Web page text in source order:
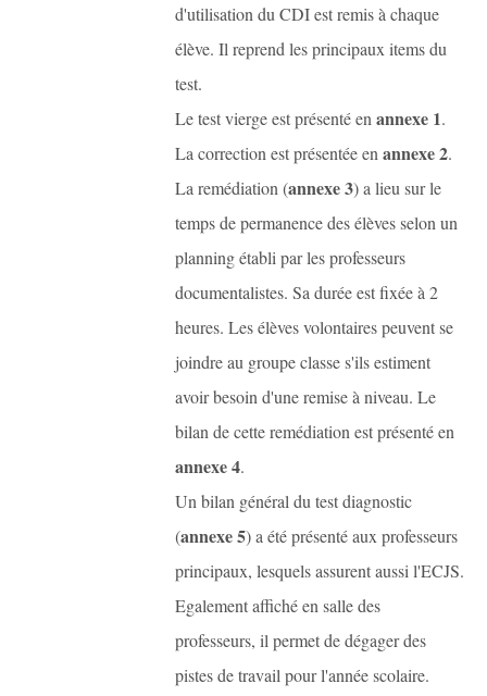
d'utilisation du CDI est remis à chaque
élève. Il reprend les principaux items du
test.
Le test vierge est présenté enannexe 1.
La correction est présentée enannexe 2.
La remédiation (annexe 3) a lieu sur le
temps de permanence des élèves selon un
planning établi par les professeurs
documentalistes. Sa durée est fixée à 2
heures. Les élèves volontaires peuvent se
joindre au groupe classe s'ils estiment
avoir besoin d'une remise à niveau. Le
bilan de cette remédiation est présenté en
annexe 4.
Un bilan général du test diagnostic
(annexe 5) a été présenté aux professeurs
principaux, lesquels assurent aussi l'ECJS.
Egalement affiché en salle des
professeurs, il permet de dégager des
pistes de travail pour l'année scolaire.